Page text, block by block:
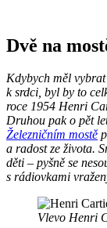
Dvě na
Kdybych měl
k srdci, byl by to
roce 1954 Henri
Druhou pak o pět
Železničním mostě
a radost ze života.
děti – pyšně se
s rádiovkami
Vlevo Henri